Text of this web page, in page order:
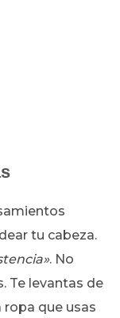
tu cabeza.
. No
Te levantas de
ropa que usas